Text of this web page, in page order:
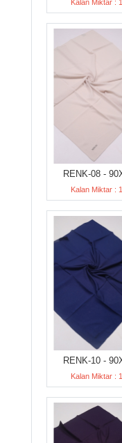
Kalan Miktar :
RENK-08 -
Kalan Miktar :
RENK-10 -
Kalan Miktar :